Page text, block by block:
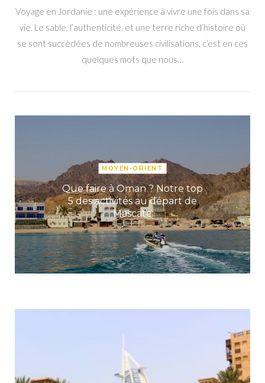
Voyage en Jordanie : une expérience à vivre une fois dans sa
vie. Le sable, l’authenticité, et une terre riche d’histoire où
se sont succèdées de nombreuses civilisations, c’est en ces
quelques mots que nous…
MOYEN-ORIENT
Que faire à Oman ? Notre top
5 des activités au départ de
Mascate